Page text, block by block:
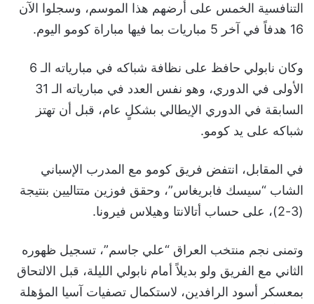
التنافسية الخمس على أرضهم هذا الموسم، وسجلوا الآن
16 هدفاً في آخر 5 مباريات بما فيها مباراة كومو اليوم.
وكان نابولي حافظ على نظافة شباكه في مبارياته الـ 6
الأولى في الدوري، وهو نفس العدد في مبارياته الـ 31
السابقة في الدوري الإيطالي بشكلٍ عام، قبل أن تهتز
شباكه على يد كومو.
في المقابل، انتفض فريق كومو مع المدرب الإسباني
الشاب “سيسك فابريغاس”، وحقق فوزين متتاليين بنتيجة
(3-2)، على حساب أتالانتا وهيلاس فيرونا.
وتمنى نجم منتخب العراق “علي جاسم”، تسجيل ظهوره
الثاني مع الفريق ولو بديلاً أمام نابولي الليلة، قبل الالتحاق
بمعسكر أسود الرافدين، لاستكمال تصفيات آسيا المؤهلة